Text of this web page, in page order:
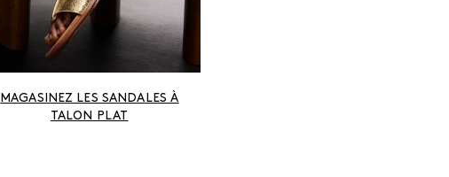
MAGASINEZ LES SANDALES À
TALON PLAT